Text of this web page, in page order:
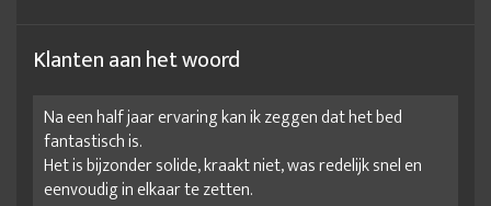
Klanten aan het woord
Na een half jaar ervaring kan ik zeggen dat het bed
fantastisch is.
Het is bijzonder solide, kraakt niet, was redelijk snel en
eenvoudig in elkaar te zetten.